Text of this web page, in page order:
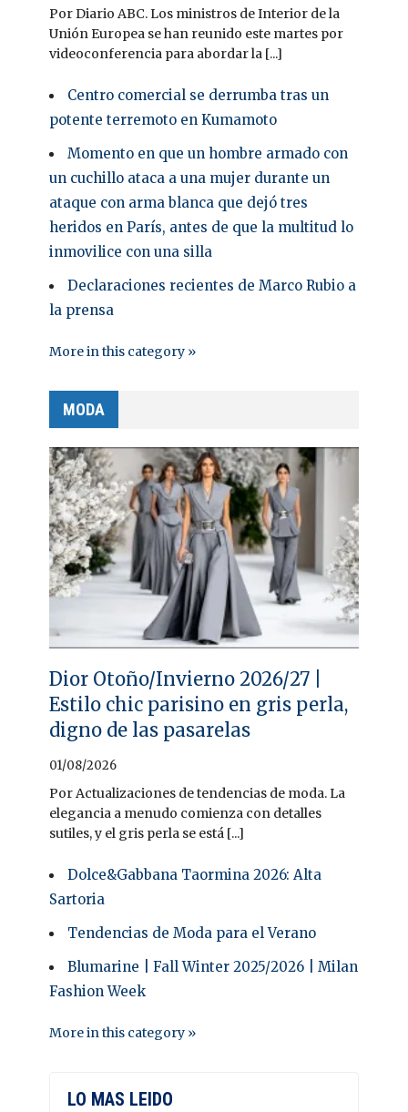
Por Diario ABC. Los ministros de Interior de la
Unión Europea se han reunido este martes por
videoconferencia para abordar la [...]
Centro comercial se derrumba tras un
potente terremoto en Kumamoto
Momento en que un hombre armado con
un cuchillo ataca a una mujer durante un
ataque con arma blanca que dejó tres
heridos en París, antes de que la multitud lo
inmovilice con una silla
Declaraciones recientes de Marco Rubio a
la prensa
More in this category »
MODA
Dior Otoño/Invierno 2026/27 |
Estilo chic parisino en gris perla,
digno de las pasarelas
01/08/2026
Por Actualizaciones de tendencias de moda. La
elegancia a menudo comienza con detalles
sutiles, y el gris perla se está [...]
Dolce&Gabbana Taormina 2026: Alta
Sartoria
Tendencias de Moda para el Verano
Blumarine | Fall Winter 2025/2026 | Milan
Fashion Week
More in this category »
LO MAS LEIDO